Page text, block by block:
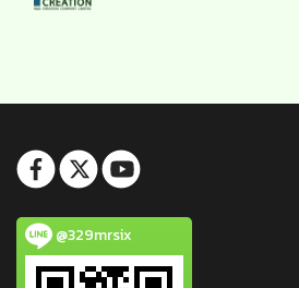
@329mrsix